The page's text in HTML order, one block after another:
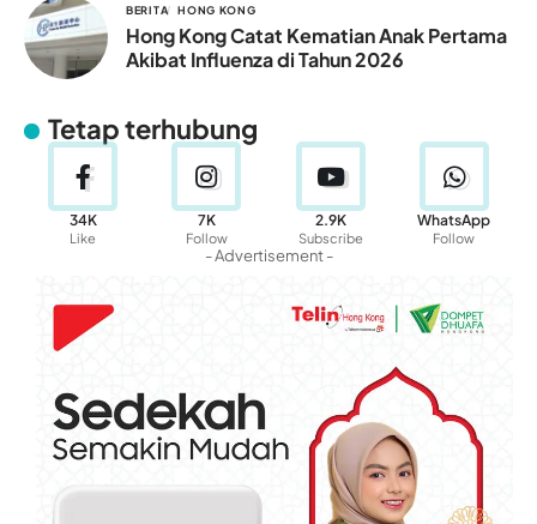
BERITA HONG KONG
Hong Kong Catat Kematian Anak Pertama
Akibat Influenza di Tahun 2026
Tetap terhubung
34K
Like
7K
Follow
2.9K
Subscribe
WhatsApp
Follow
- Advertisement -